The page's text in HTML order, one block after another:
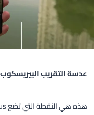
عدسة التقريب البيريسكوب 50 ميجابكسل